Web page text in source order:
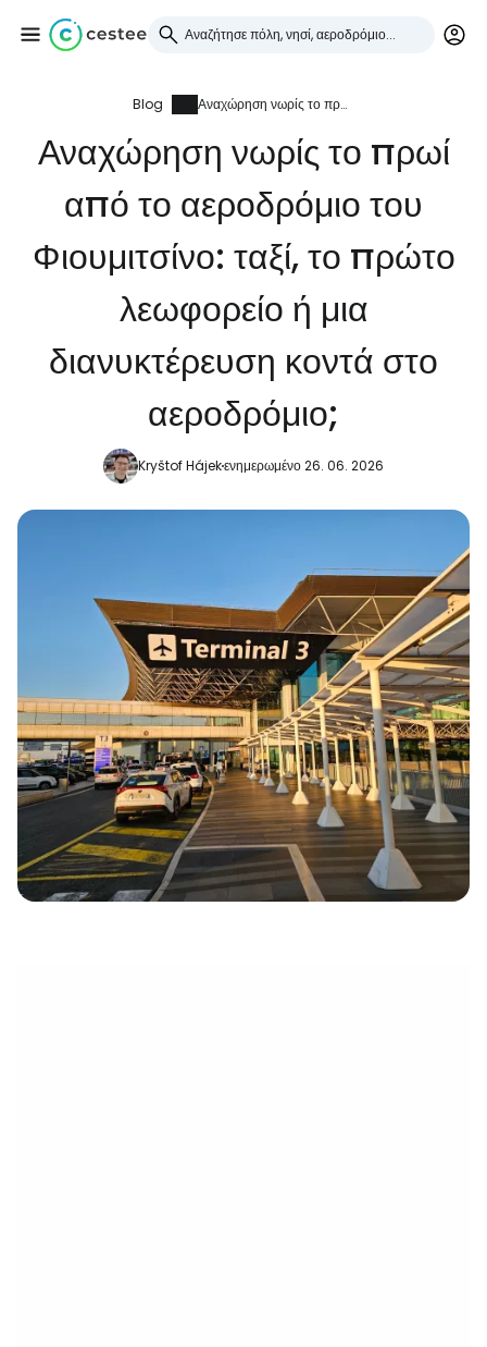
Blog Αναχώρηση νωρίς το πρωί από το αεροδρόμιο του Φιουμιτσίνο: ταξί, το πρώτο λεωφορείο ή μια διανυκτέρευση κοντά στο αεροδρόμιο;
Αναχώρηση νωρίς το πρωί
από το αεροδρόμιο του
Φιουμιτσίνο: ταξί, το πρώτο
λεωφορείο ή μια
διανυκτέρευση κοντά στο
αεροδρόμιο;
Kryštof Hájekενημερωμένο 26. 06. 2026
Συνδεθείτε στο Cestee
... η παγκόσμια ταξιδιωτική κοινότητα
Συνεχίστε με την Google
Συνεχίστε με το Facebook
Συνεχίστε με email